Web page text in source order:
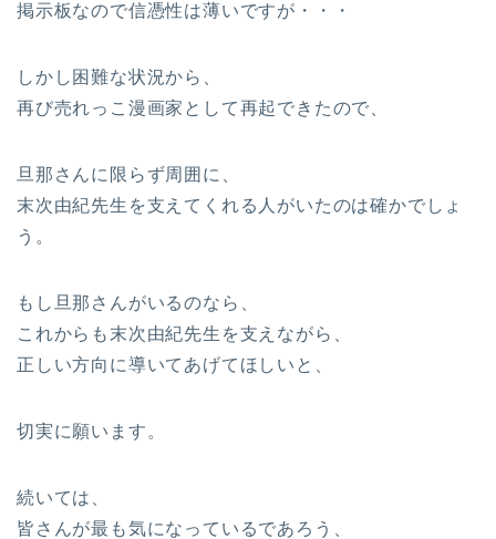
掲示板なので信憑性は薄いですが・・・
しかし困難な状況から、
再び売れっこ漫画家として再起できたので、
旦那さんに限らず周囲に、
末次由紀先生を支えてくれる人がいたのは確かでしょ
う。
もし旦那さんがいるのなら、
これからも末次由紀先生を支えながら、
正しい方向に導いてあげてほしいと、
切実に願います。
続いては、
皆さんが最も気になっているであろう、